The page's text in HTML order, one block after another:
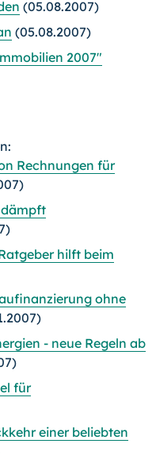
(05.08.2007)
(05.08.2007)
2007"
Rechnungen für
dämpft
hilft beim
ohne
- neue Regeln ab
für
einer beliebten